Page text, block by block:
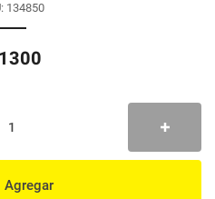
: 134850
1300
Agregar